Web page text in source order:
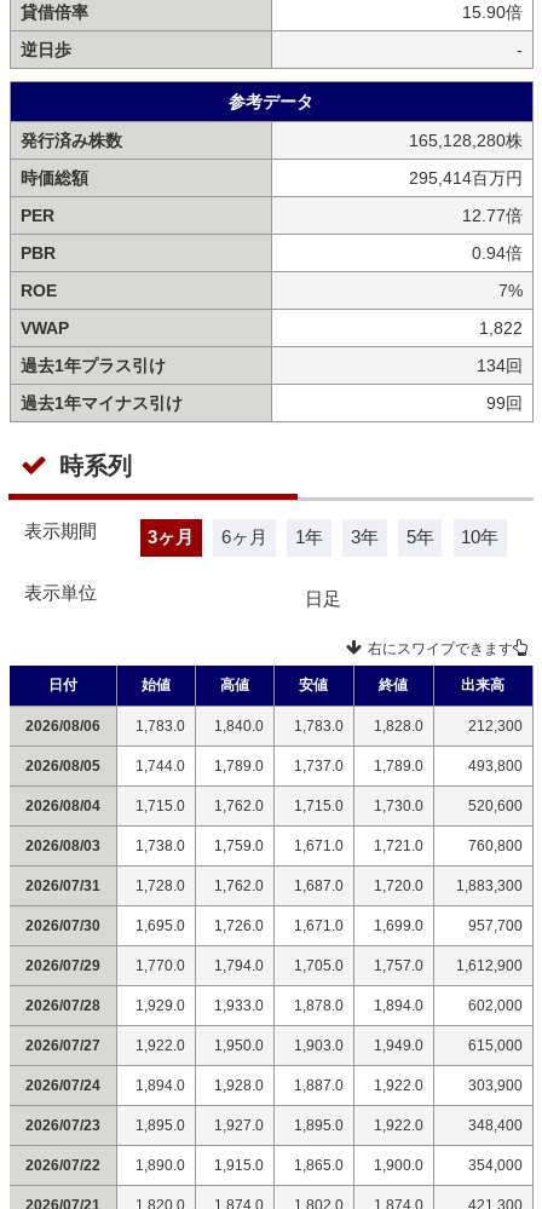
貸借倍率
15.90倍
逆日歩
-
参考データ
発行済み株数
165,128,280株
時価総額
295,414百万円
PER
12.77倍
PBR
0.94倍
ROE
7%
VWAP
1,822
過去1年プラス引け
134回
過去1年マイナス引け
99回
時系列
表示期間 3ヶ月 6ヶ月 1年 3年 5年 10年
表示単位 日足
右にスワイプできます
日付 始値 高値 安値 終値 出来高
2026/08/06 1,783.0 1,840.0 1,783.0 1,828.0 212,300
2026/08/05 1,744.0 1,789.0 1,737.0 1,789.0 493,800
2026/08/04 1,715.0 1,762.0 1,715.0 1,730.0 520,600
2026/08/03 1,738.0 1,759.0 1,671.0 1,721.0 760,800
2026/07/31 1,728.0 1,762.0 1,687.0 1,720.0 1,883,300
2026/07/30 1,695.0 1,726.0 1,671.0 1,699.0 957,700
2026/07/29 1,770.0 1,794.0 1,705.0 1,757.0 1,612,900
2026/07/28 1,929.0 1,933.0 1,878.0 1,894.0 602,000
2026/07/27 1,922.0 1,950.0 1,903.0 1,949.0 615,000
2026/07/24 1,894.0 1,928.0 1,887.0 1,922.0 303,900
2026/07/23 1,895.0 1,927.0 1,895.0 1,922.0 348,400
2026/07/22 1,890.0 1,915.0 1,865.0 1,900.0 354,000
2026/07/21 1,820.0 1,874.0 1,802.0 1,874.0 421,300